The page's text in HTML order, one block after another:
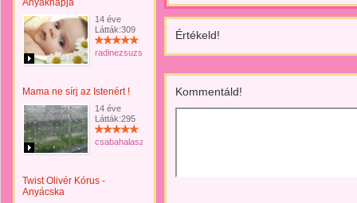
Anyáknapja
14 éve
Látták:309
radinezsuzsa
Mama ne sírj az Istenért !
14 éve
Látták:295
csabahalasz
Twist Olivér Kórus -
Anyácska
Értékeld!
Kommentáld!